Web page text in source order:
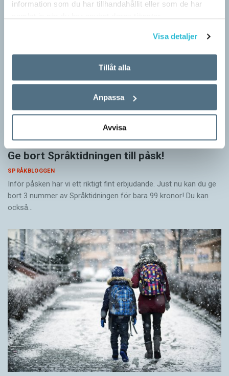
information som du har tillhandahållit eller som de har
Visa detaljer
Tillåt alla
Anpassa
Avvisa
barn och vuxna tillägnar…
Ge bort Språktidningen till påsk!
SPRÅKBLOGGEN
Inför påsken har vi ett riktigt fint erbjudande. Just nu kan du ge
bort 3 nummer av Språktidningen för bara 99 kronor! Du kan
också…